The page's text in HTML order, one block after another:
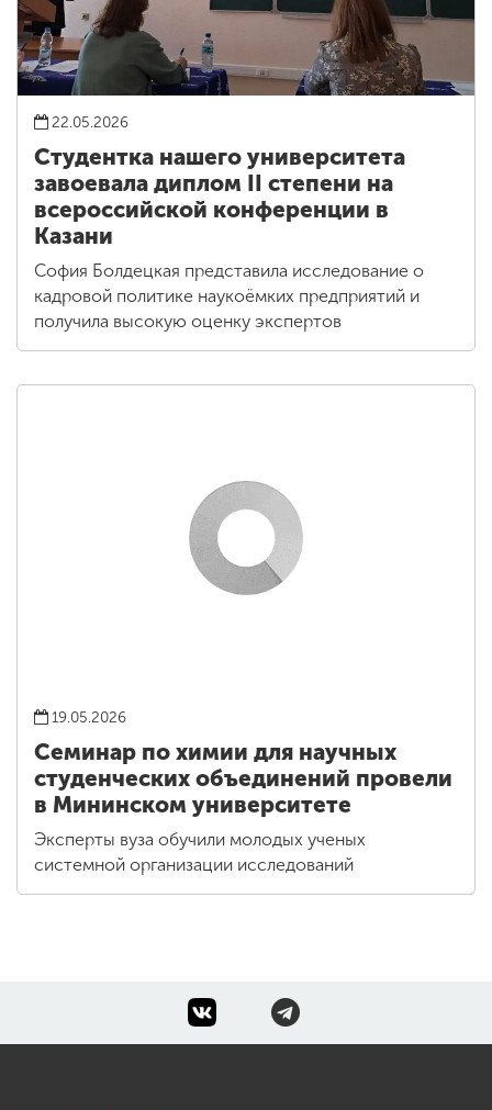
22.05.2026
Студентка нашего университета
завоевала диплом II степени на
всероссийской конференции в
Казани
София Болдецкая представила исследование о
кадровой политике наукоёмких предприятий и
получила высокую оценку экспертов
19.05.2026
Семинар по химии для научных
студенческих объединений провели
в Мининском университете
Эксперты вуза обучили молодых ученых
системной организации исследований